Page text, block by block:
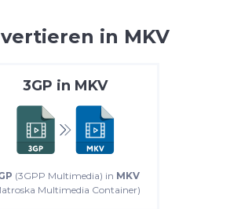
in MKV
3GP in MKV
(3GPP Multimedia) in MKV
Multimedia Container)